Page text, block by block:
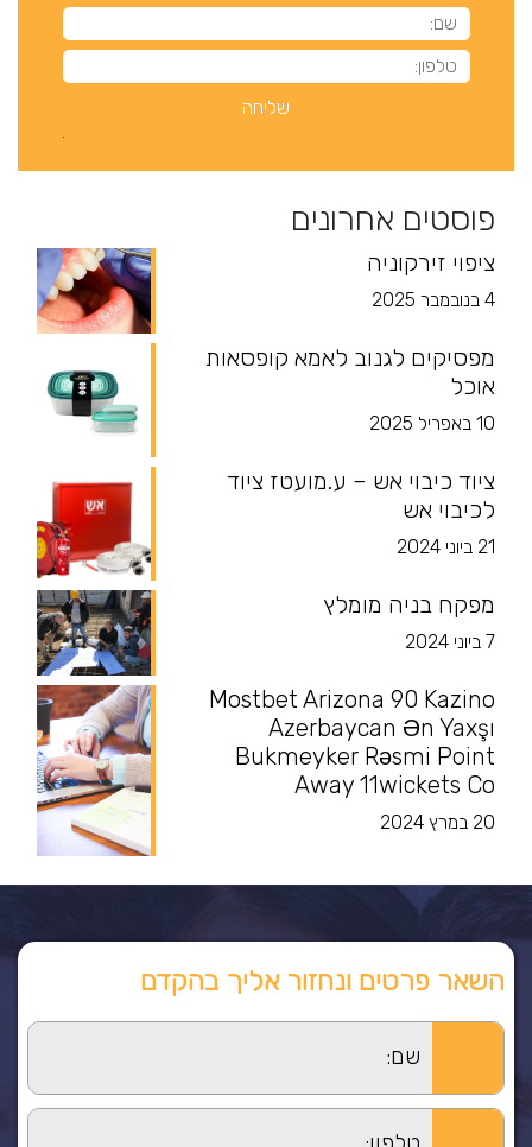
פוסטים אחרונים
ציפוי זירקוניה
4 בנובמבר 2025
מפסיקים לגנוב לאמא קופסאות
אוכל
10 באפריל 2025
ציוד כיבוי אש – ע.מועטז ציוד
לכיבוי אש
21 ביוני 2024
מפקח בניה מומלץ
7 ביוני 2024
Mostbet Arizona 90 Kazino
Azerbaycan Ən Yaxşı
Bukmeyker Rəsmi Point
Away 11wickets Co
20 במרץ 2024
השאר פרטים ונחזור אליך בהקדם